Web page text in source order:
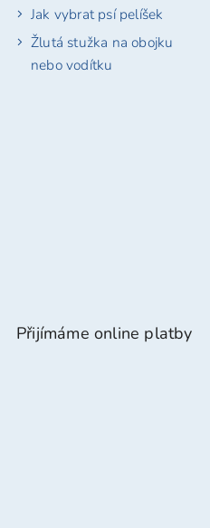
Jak vybrat psí pelíšek
Žlutá stužka na obojku
nebo vodítku
Přijímáme online platby